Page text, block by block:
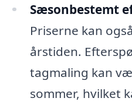
Sæsonbestemt
Priserne kan
årstiden.
tagmaling kan
sommer, hvilket